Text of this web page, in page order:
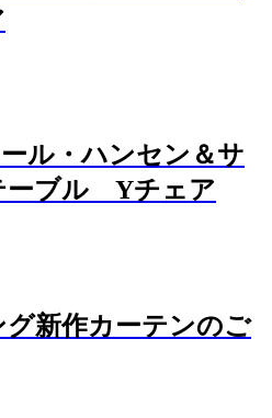
ル・ハンセン＆サ
ブル Yチェア
新作カーテンのご